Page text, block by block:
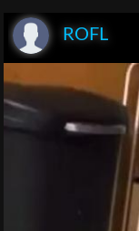
ROFL